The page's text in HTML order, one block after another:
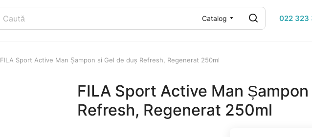
Catalog 022 323
FILA Sport Active Man Șampon si Gel de duș Refresh, Regenerat 250ml
FILA Sport Active Man
Refresh, Regenerat 250ml